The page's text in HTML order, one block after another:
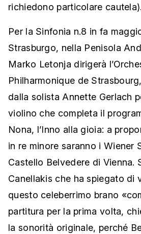
richiedono particolare cautela).
Per la Sinfonia n.8 in fa
Strasburgo, nella Penisola
Marko Letonja dirigerà
Philharmonique de
dalla solista Annette Gerlach
violino che completa il
Nona, l’Inno alla gioia: a
in re minore saranno i Wiener
Castello Belvedere di Vienna.
Canellakis che ha spiegato di
questo celeberrimo brano
partitura per la prima volta,
la sonorità originale, perché